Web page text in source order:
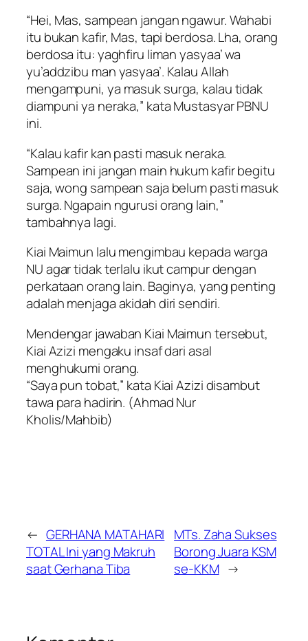
“Hei, Mas, sampean jangan ngawur. Wahabi
itu bukan kafir, Mas, tapi berdosa. Lha, orang
berdosa itu: yaghfiru liman yasyaa’ wa
yu’addzibu man yasyaa’. Kalau Allah
mengampuni, ya masuk surga, kalau tidak
diampuni ya neraka,” kata Mustasyar PBNU
ini.
“Kalau kafir kan pasti masuk neraka.
Sampean ini jangan main hukum kafir begitu
saja, wong sampean saja belum pasti masuk
surga. Ngapain ngurusi orang lain,”
tambahnya lagi.
Kiai Maimun lalu mengimbau kepada warga
NU agar tidak terlalu ikut campur dengan
perkataan orang lain. Baginya, yang penting
adalah menjaga akidah diri sendiri.
Mendengar jawaban Kiai Maimun tersebut,
Kiai Azizi mengaku insaf dari asal
menghukumi orang.
“Saya pun tobat,” kata Kiai Azizi disambut
tawa para hadirin. (Ahmad Nur
Kholis/Mahbib)
← GERHANA MATAHARI
TOTAL Ini yang Makruh
saat Gerhana Tiba
MTs. Zaha Sukses
Borong Juara KSM
se-KKM →